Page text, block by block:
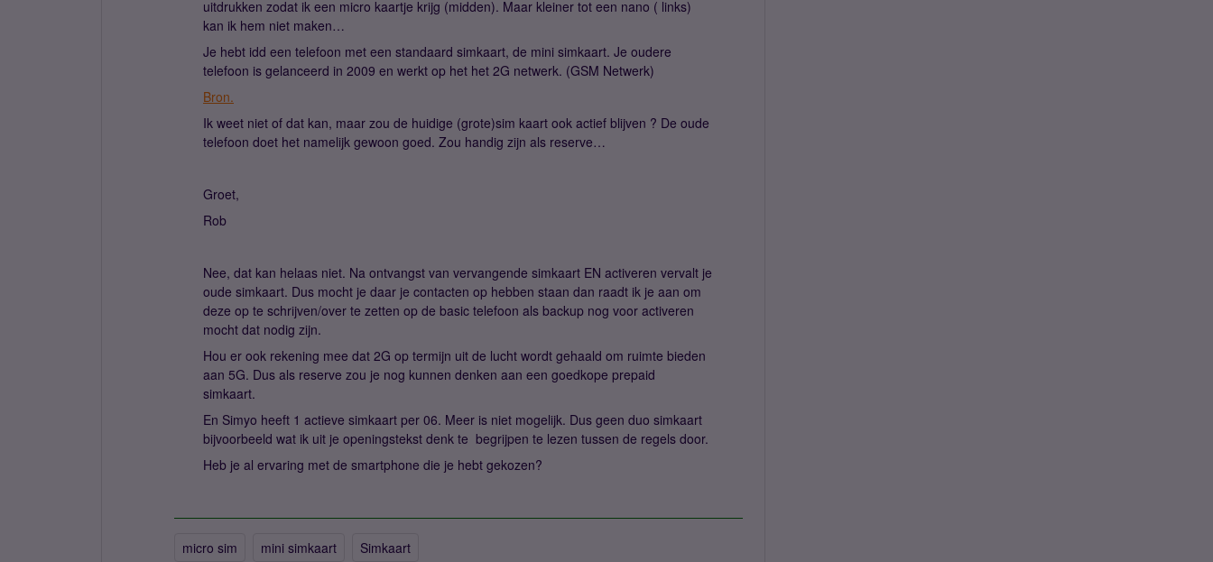
uitdrukken zodat ik een micro kaartje krijg (midden). Maar kleiner tot een nano ( links)
kan ik hem niet maken…
Je hebt idd een telefoon met een standaard simkaart, de mini simkaart. Je oudere
telefoon is gelanceerd in 2009 en werkt op het het 2G netwerk. (GSM Netwerk)
Bron.
Ik weet niet of dat kan, maar zou de huidige (grote)sim kaart ook actief blijven ? De oude
telefoon doet het namelijk gewoon goed. Zou handig zijn als reserve…
Groet,
Rob
Nee, dat kan helaas niet. Na ontvangst van vervangende simkaart EN activeren vervalt je
oude simkaart. Dus mocht je daar je contacten op hebben staan dan raadt ik je aan om
deze op te schrijven/over te zetten op de basic telefoon als backup nog voor activeren
mocht dat nodig zijn.
Hou er ook rekening mee dat 2G op termijn uit de lucht wordt gehaald om ruimte bieden
aan 5G. Dus als reserve zou je nog kunnen denken aan een goedkope prepaid
simkaart.
En Simyo heeft 1 actieve simkaart per 06. Meer is niet mogelijk. Dus geen duo simkaart
bijvoorbeeld wat ik uit je openingstekst denk te begrijpen te lezen tussen de regels door.
Heb je al ervaring met de smartphone die je hebt gekozen?
micro sim mini simkaart Simkaart